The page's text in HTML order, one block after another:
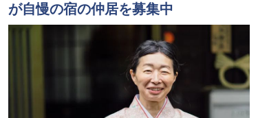
が自慢の宿の仲居を募集中